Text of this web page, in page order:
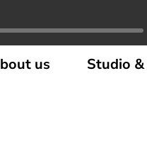
us Studio